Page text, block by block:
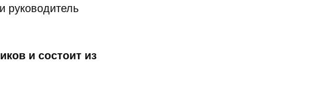
руководитель
и состоит из